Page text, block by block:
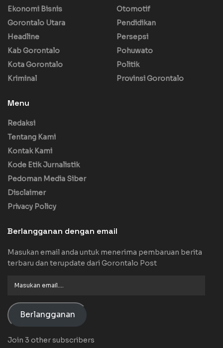
Ekonomi Bisnis
Gorontalo Utara
Headline
Kab Gorontalo
Kota Gorontalo
Kriminal
Otomotif
Pendidikan
Persepsi
Pohuwato
Politik
Provinsi Gorontalo
Menu
Redaksi
Tentang Kami
Kontak Kami
Kode Etik Jurnalistik
Pedoman Media Siber
Disclaimer
Privacy Policy
Berlangganan dengan email
Masukan email anda untuk menerima pembaruan berita
terbaru dan terupdate dari Gorontalo Post
Berlangganan
Join 3 other subscribers